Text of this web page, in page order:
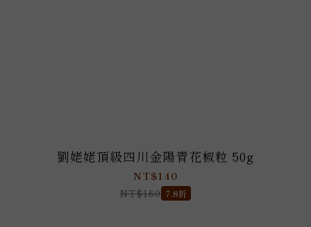
劉姥姥頂級四川金陽青花椒粒 50g
NT$140
NT$180 7.8折